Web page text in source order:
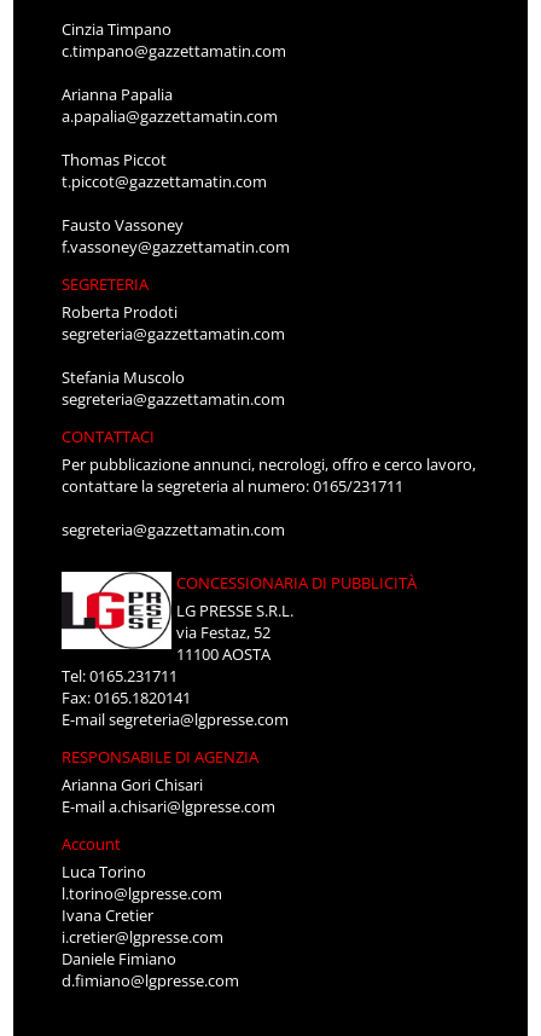
Cinzia Timpano
c.timpano@gazzettamatin.com
Arianna Papalia
a.papalia@gazzettamatin.com
Thomas Piccot
t.piccot@gazzettamatin.com
Fausto Vassoney
f.vassoney@gazzettamatin.com
SEGRETERIA
Roberta Prodoti
segreteria@gazzettamatin.com
Stefania Muscolo
segreteria@gazzettamatin.com
CONTATTACI
Per pubblicazione annunci, necrologi, offro e cerco lavoro,
contattare la segreteria al numero: 0165/231711
segreteria@gazzettamatin.com
CONCESSIONARIA DI PUBBLICITÀ
LG PRESSE S.R.L.
via Festaz, 52
11100 AOSTA
Tel: 0165.231711
Fax: 0165.1820141
E-mailsegreteria@lgpresse.com
RESPONSABILE DI AGENZIA
Arianna Gori Chisari
E-maila.chisari@lgpresse.com
Account
Luca Torino
l.torino@lgpresse.com
Ivana Cretier
i.cretier@lgpresse.com
Daniele Fimiano
d.fimiano@lgpresse.com